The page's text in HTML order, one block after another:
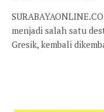
menjadi salah satu
Gresik, kembali